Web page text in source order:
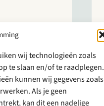
wij technologieën zoals
te slaan en/of te raadplegen.
kunnen wij gegevens zoals
Als je geen
kan dit een nadelige